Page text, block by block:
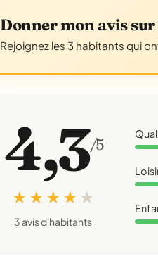
Donner mon avis
Rejoignez les 3 habitants qui
4,3/5
★ ★ ★ ★ ★
3 avis d'habitants